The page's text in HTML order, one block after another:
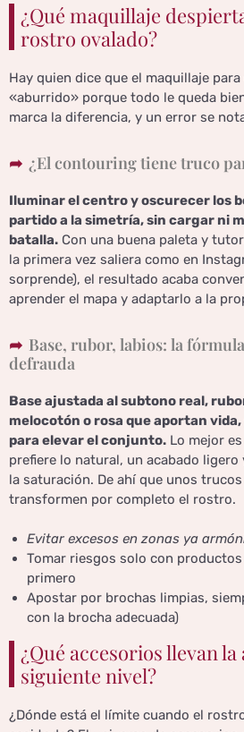
¿Qué maquillaje
rostro ovalado?
Hay quien dice que el maquillaje
«aburrido» porque todo le queda
marca la diferencia, y un error se
¿El contouring tiene truco
Iluminar el centro y oscurecer los
partido a la simetría, sin cargar ni
batalla. Con una buena paleta y
la primera vez saliera como en
sorprende), el resultado acaba
aprender el mapa y adaptarlo a la
Base, rubor, labios: la
defrauda
Base ajustada al subtono real,
melocotón o rosa que aportan
para elevar el conjunto. Lo mejor
prefiere lo natural, un acabado
la saturación. De ahí que unos
transformen por completo el rostro.
Evitar excesos en zonas ya
Tomar riesgos solo con
primero
Apostar por brochas limpias,
con la brocha adecuada)
¿Qué accesorios llevan
siguiente nivel?
¿Dónde está el límite cuando el